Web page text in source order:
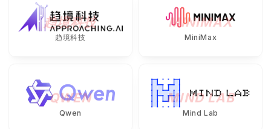
趋境科技
趋境科技
MINIMAX
MiniMax
QWEN
Qwen
MIND LAB
Mind Lab